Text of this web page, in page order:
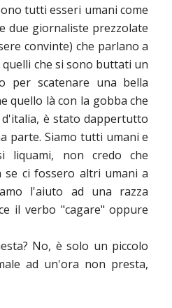
tutti esseri umani come
due giornaliste prezzolate
convinte) che parlano a
che si sono buttati un
per scatenare una bella
quello là con la gobba che
è stato dappertutto
parte. Siamo tutti umani e
liquami, non credo che
se ci fossero altri umani a
l'aiuto ad una razza
il verbo "cagare" oppure
No, è solo un piccolo
ad un'ora non presta,